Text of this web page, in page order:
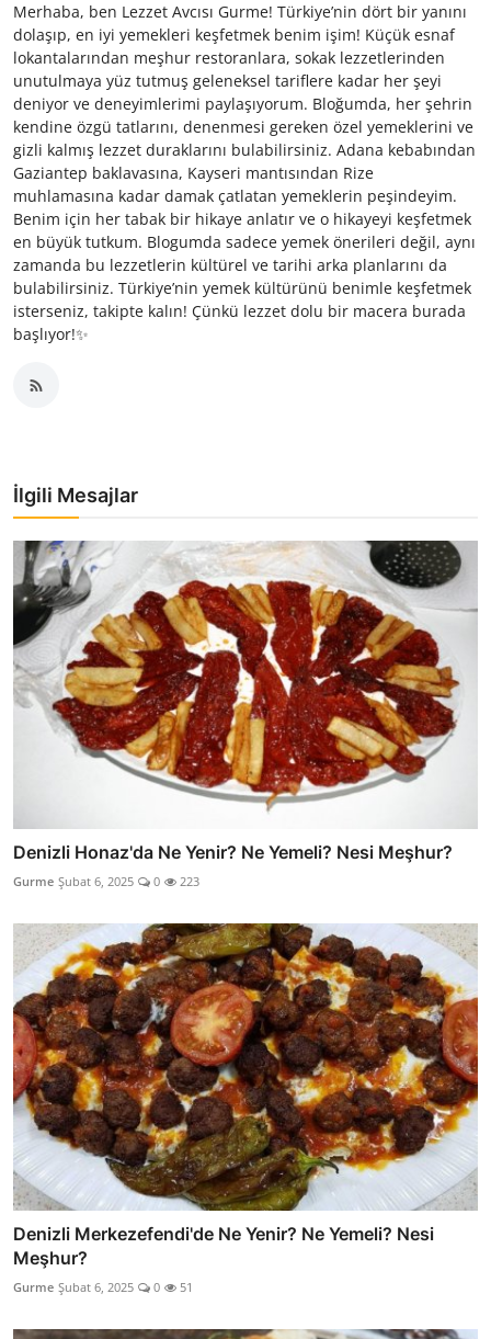
Merhaba, ben Lezzet Avcısı Gurme! Türkiye’nin dört bir yanını
dolaşıp, en iyi yemekleri keşfetmek benim işim! Küçük esnaf
lokantalarından meşhur restoranlara, sokak lezzetlerinden
unutulmaya yüz tutmuş geleneksel tariflere kadar her şeyi
deniyor ve deneyimlerimi paylaşıyorum. Bloğumda, her şehrin
kendine özgü tatlarını, denenmesi gereken özel yemeklerini ve
gizli kalmış lezzet duraklarını bulabilirsiniz. Adana kebabından
Gaziantep baklavasına, Kayseri mantısından Rize
muhlamasına kadar damak çatlatan yemeklerin peşindeyim.
Benim için her tabak bir hikaye anlatır ve o hikayeyi keşfetmek
en büyük tutkum. Blogumda sadece yemek önerileri değil, aynı
zamanda bu lezzetlerin kültürel ve tarihi arka planlarını da
bulabilirsiniz. Türkiye’nin yemek kültürünü benimle keşfetmek
isterseniz, takipte kalın! Çünkü lezzet dolu bir macera burada
başlıyor!✨
İlgili Mesajlar
Denizli Honaz'da Ne Yenir? Ne Yemeli? Nesi Meşhur?
Gurme Şubat 6, 2025 0 223
Denizli Merkezefendi'de Ne Yenir? Ne Yemeli? Nesi
Meşhur?
Gurme Şubat 6, 2025 0 51